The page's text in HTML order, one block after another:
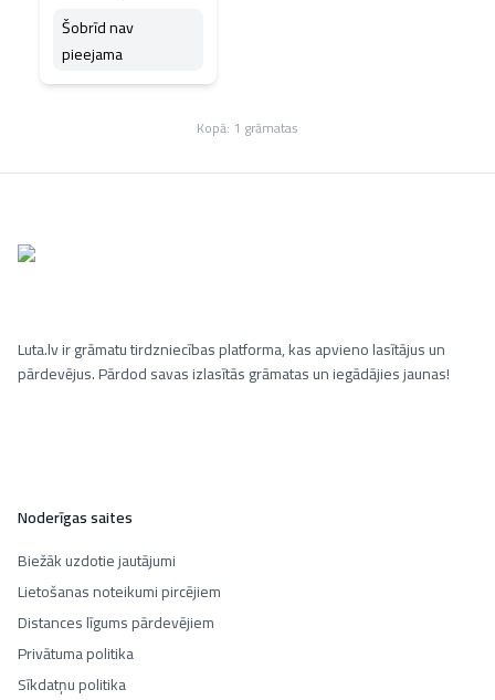
Šobrīd nav
pieejama
Kopā: 1 grāmatas
Luta.lv ir grāmatu tirdzniecības platforma, kas apvieno lasītājus un
pārdevējus. Pārdod savas izlasītās grāmatas un iegādājies jaunas!
Noderīgas saites
Biežāk uzdotie jautājumi
Lietošanas noteikumi pircējiem
Distances līgums pārdevējiem
Privātuma politika
Sīkdatņu politika